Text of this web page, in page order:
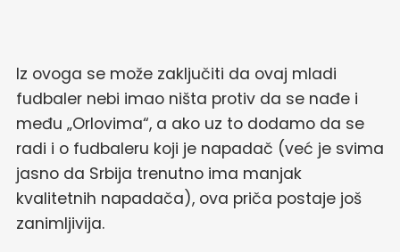
Iz ovoga se može zaključiti da ovaj mladi
fudbaler nebi imao ništa protiv da se nađe i
među „Orlovima“, a ako uz to dodamo da se
radi i o fudbaleru koji je napadač (već je svima
jasno da Srbija trenutno ima manjak
kvalitetnih napadača), ova priča postaje još
zanimljivija.